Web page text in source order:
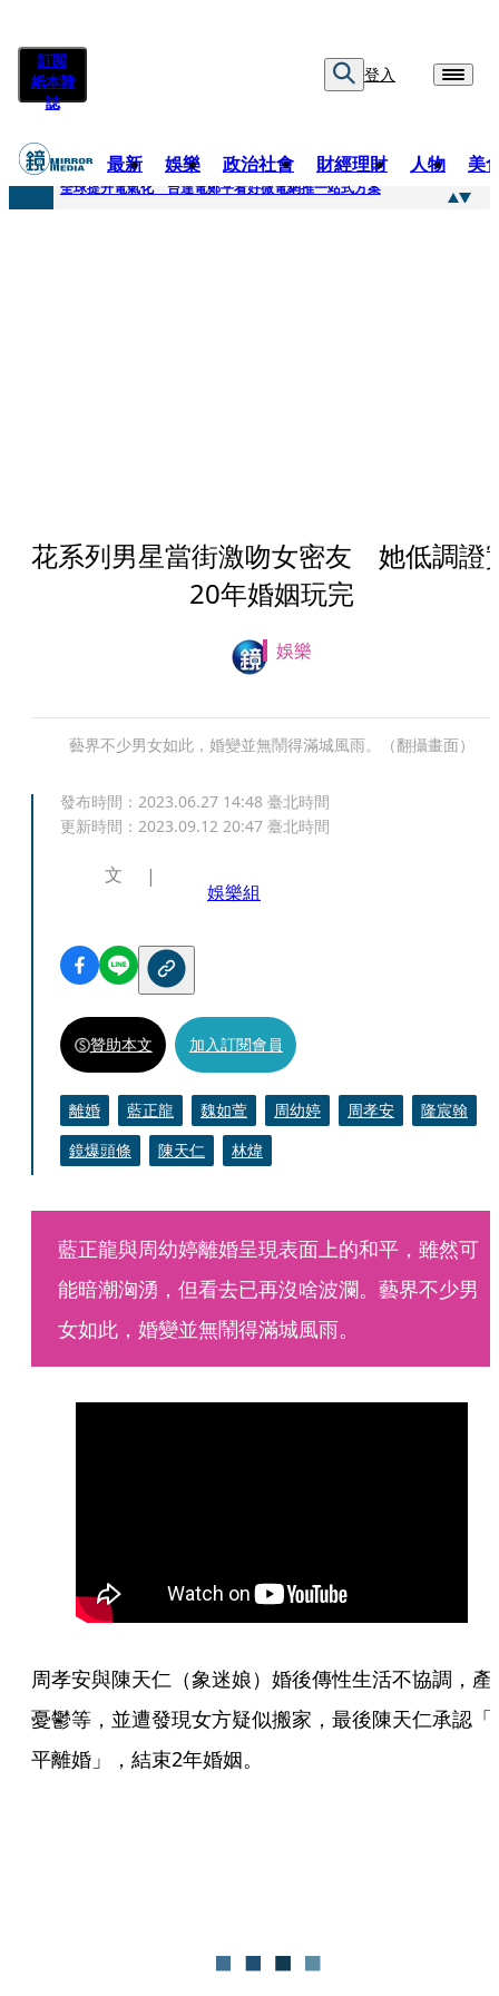
訂閱
紙本雜
誌
登入
最新 娛樂 政治社會 財經理財 人物 美
快訊
全球提升電氣化 台達電鄭平看好微電網推一站式方案
花系列男星當街激吻女密友 她低調證
20年婚姻玩完
娛樂
藝界不少男女如此，婚變並無鬧得滿城風雨。（翻攝畫面）
發布時間： 2023.06.27 14:48 臺北時間
更新時間： 2023.09.12 20:47 臺北時間
文
娛樂組
贊助本文 加入訂閱會員
離婚 藍正龍 魏如萱 周幼婷 周孝安
隆宸翰
鏡爆頭條
陳天仁 林煒
藍正龍與周幼婷離婚呈現表面上的和平，雖然可
能暗潮洶湧，但看去已再沒啥波瀾。藝界不少男
女如此，婚變並無鬧得滿城風雨。
周孝安與陳天仁（象迷娘）婚後傳性生活不協調，產
憂鬱等，並遭發現女方疑似搬家，最後陳天仁承認「
平離婚」，結束2年婚姻。